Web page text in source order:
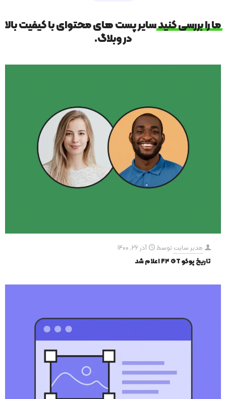
مارابررسیکنیدسایر پست های محتوای با کیفیت بالا
در وبلاگ.
مدیر سایت توسط
آذر 26, 1400
تاریخ پوکو F4 GT اعلام شد